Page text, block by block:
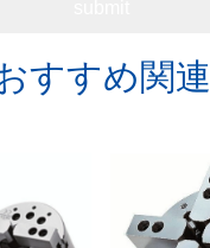
すすめ関連